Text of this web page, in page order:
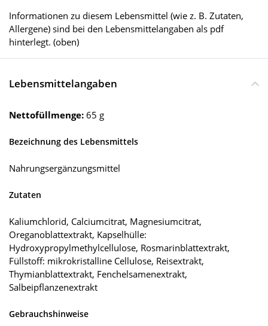
Informationen zu diesem Lebensmittel (wie z. B. Zutaten,
Allergene) sind bei den Lebensmittelangaben als pdf
hinterlegt. (oben)
Lebensmittelangaben
Nettofüllmenge: 65 g
Bezeichnung des Lebensmittels
Nahrungsergänzungsmittel
Zutaten
Kaliumchlorid, Calciumcitrat, Magnesiumcitrat,
Oreganoblattextrakt, Kapselhülle:
Hydroxypropylmethylcellulose, Rosmarinblattextrakt,
Füllstoff: mikrokristalline Cellulose, Reisextrakt,
Thymianblattextrakt, Fenchelsamenextrakt,
Salbeipflanzenextrakt
Gebrauchshinweise